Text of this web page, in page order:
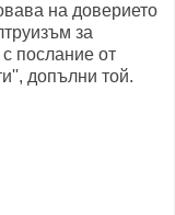
на доверието
за
послание от
допълни той.